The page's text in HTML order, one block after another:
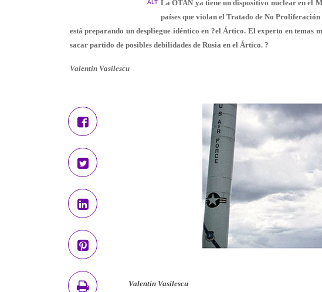
ALT La OTAN ya tiene un dispositivo nuclear en el
países que violan el Tratado de No
está preparando un despliegue idéntico en ?el Ártico. El experto en
sacar partido de posibles debilidades de Rusia en el Ártico. ?
Valentin Vasilescu
Valentin Vasilescu